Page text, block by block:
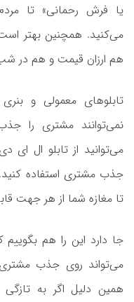
یا فرش رحمانی» تا
می‌کنید. همچنین بهتر است
هم ارزان قیمت و هم در
تابلوهای معمولی و
نمی‌توانند مشتری را
می‌توانید از تابلو ال ای
جذب مشتری استفاده کنید.
تا مغازه شما از هر جهت
جا دارد این را هم
می‌تواند روی جذب مشتری
همین دلیل اگر به تازگی